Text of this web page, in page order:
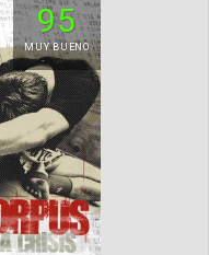
95
MUY BUENO